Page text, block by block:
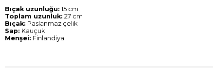
Bıçak uzunluğu: 15 cm
Toplam uzunluk: 27 cm
Bıçak: Paslanmaz çelik
Sap: Kauçuk
Menşei: Finlandiya